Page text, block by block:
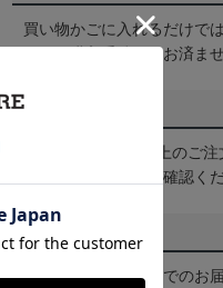
買い物かごに入れるだけで
めにご購入手続きをお済ま
送料について
3,980円（税込）以上のご
をご確認く
配送方法について
一部商品はメール便でのお